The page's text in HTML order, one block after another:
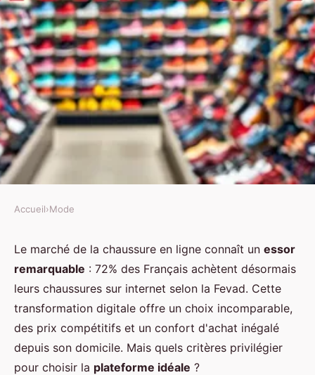
Le site de chaussures avec des
remises incroyables et choix
varié
Ilyes •12 janvier 2026•8 min de lecture
Accueil›Mode
Le marché de la chaussure en ligne connaît un essor
remarquable : 72% des Français achètent désormais
leurs chaussures sur internet selon la Fevad. Cette
transformation digitale offre un choix incomparable,
des prix compétitifs et un confort d'achat inégalé
depuis son domicile. Mais quels critères privilégier
pour choisir la plateforme idéale ?